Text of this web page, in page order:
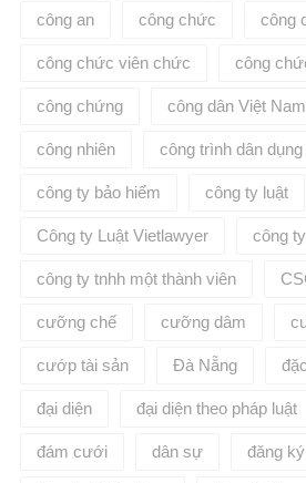
công an công chức công
công chức viên chức công
công chứng công dân Việt Nam
công nhiên công trình dân dụng
công ty bảo hiểm công ty luật
Công ty Luật Vietlawyer công
công ty tnhh một thành viên
cưỡng chế cưỡng dâm
cướp tài sản Đà Nẵng
đại diện đại diện theo pháp luật
đám cưới dân sự đăng ký